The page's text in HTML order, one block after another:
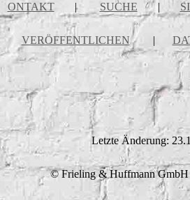
ONTAKT | SUCHE |
VERÖFFENTLICHEN |
Letzte Änderung:
© Frieling & Huffmann